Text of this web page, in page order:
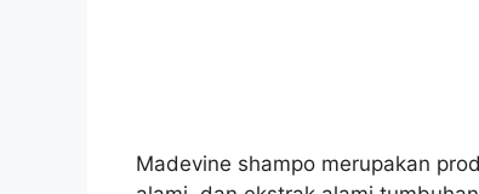
Madevine shampo merupakan